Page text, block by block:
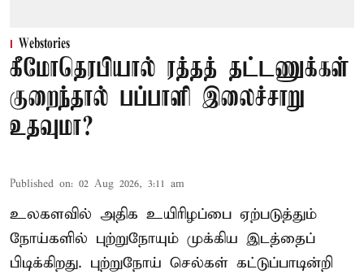
Webstories
கீமோதெரபியால் ரத்தத் தட்டணுக்கள்
குறைந்தால் பப்பாளி இலைச்சாறு
உதவுமா?
Published on: 02 Aug 2026, 3:11 am
உலகளவில் அதிக உயிரிழப்பை ஏற்படுத்தும்
நோய்களில் புற்றுநோயும் முக்கிய இடத்தைப்
பிடிக்கிறது. புற்றுநோய் செல்கள் கட்டுப்பாடின்றி